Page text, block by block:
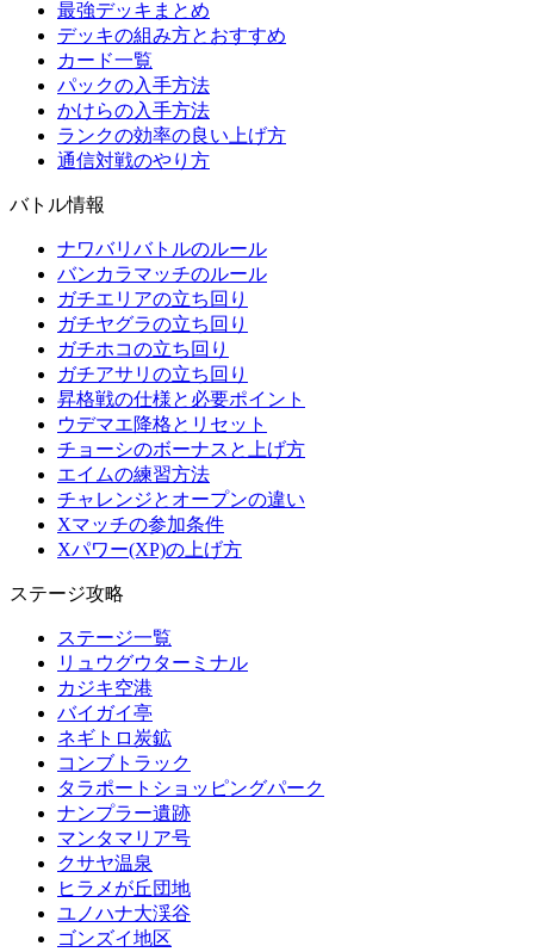
最強デッキまとめ
デッキの組み方とおすすめ
カード一覧
パックの入手方法
かけらの入手方法
ランクの効率の良い上げ方
通信対戦のやり方
バトル情報
ナワバリバトルのルール
バンカラマッチのルール
ガチエリアの立ち回り
ガチヤグラの立ち回り
ガチホコの立ち回り
ガチアサリの立ち回り
昇格戦の仕様と必要ポイント
ウデマエ降格とリセット
チョーシのボーナスと上げ方
エイムの練習方法
チャレンジとオープンの違い
Xマッチの参加条件
Xパワー(XP)の上げ方
ステージ攻略
ステージ一覧
リュウグウターミナル
カジキ空港
バイガイ亭
ネギトロ炭鉱
コンブトラック
タラポートショッピングパーク
ナンプラー遺跡
マンタマリア号
クサヤ温泉
ヒラメが丘団地
ユノハナ大渓谷
ゴンズイ地区